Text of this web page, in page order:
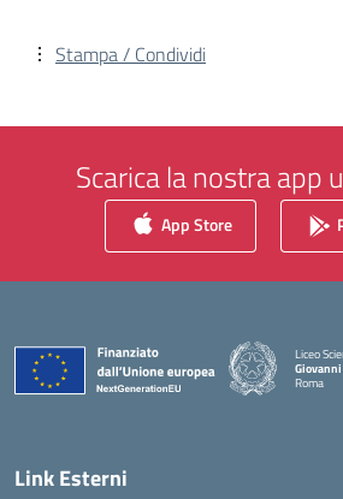
Stampa / Condividi
Scarica la nostra app
App Store
Liceo
Roma
Link Esterni